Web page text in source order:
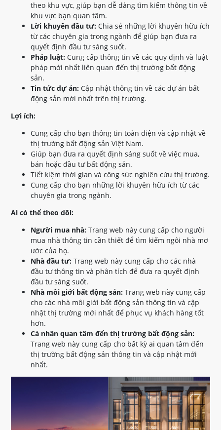
theo khu vực, giúp bạn dễ dàng tìm kiếm thông tin về
khu vực bạn quan tâm.
Lời khuyên đầu tư: Chia sẻ những lời khuyên hữu ích
từ các chuyên gia trong ngành để giúp bạn đưa ra
quyết định đầu tư sáng suốt.
Pháp luật: Cung cấp thông tin về các quy định và luật
pháp mới nhất liên quan đến thị trường bất động
sản.
Tin tức dự án: Cập nhật thông tin về các dự án bất
động sản mới nhất trên thị trường.
Lợi ích:
Cung cấp cho bạn thông tin toàn diện và cập nhật về
thị trường bất động sản Việt Nam.
Giúp bạn đưa ra quyết định sáng suốt về việc mua,
bán hoặc đầu tư bất động sản.
Tiết kiệm thời gian và công sức nghiên cứu thị trường.
Cung cấp cho bạn những lời khuyên hữu ích từ các
chuyên gia trong ngành.
Ai có thể theo dõi:
Người mua nhà: Trang web này cung cấp cho người
mua nhà thông tin cần thiết để tìm kiếm ngôi nhà mơ
ước của họ.
Nhà đầu tư: Trang web này cung cấp cho các nhà
đầu tư thông tin và phân tích để đưa ra quyết định
đầu tư sáng suốt.
Nhà môi giới bất động sản: Trang web này cung cấp
cho các nhà môi giới bất động sản thông tin và cập
nhật thị trường mới nhất để phục vụ khách hàng tốt
hơn.
Cá nhân quan tâm đến thị trường bất động sản:
Trang web này cung cấp cho bất kỳ ai quan tâm đến
thị trường bất động sản thông tin và cập nhật mới
nhất.